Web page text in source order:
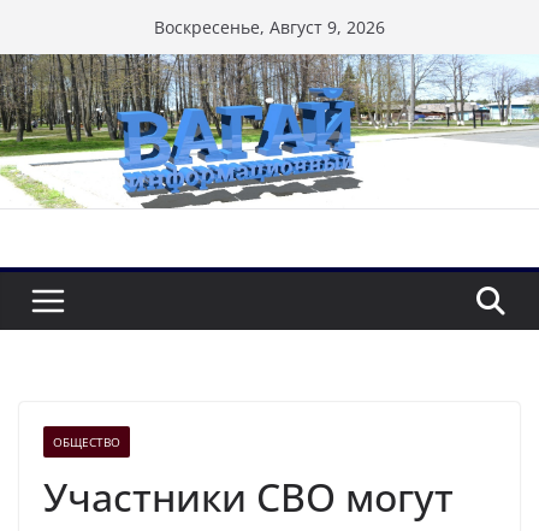
к
содержимому
Воскресенье, Август 9, 2026
ОБЩЕСТВО
Участники СВО могут